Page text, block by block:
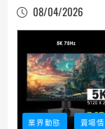
08/04/2026
業界動態 賣場